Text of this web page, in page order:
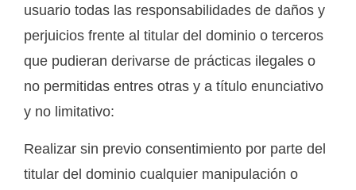
usuario todas las responsabilidades de daños y
perjuicios frente al titular del dominio o terceros
que pudieran derivarse de prácticas ilegales o
no permitidas entres otras y a título enunciativo
y no limitativo:
Realizar sin previo consentimiento por parte del
titular del dominio cualquier manipulación o